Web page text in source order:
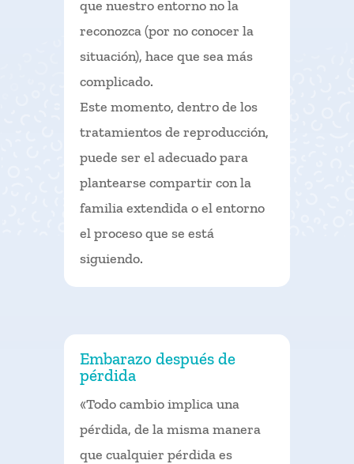
que nuestro entorno no la
reconozca (por no conocer la
situación), hace que sea más
complicado.
Este momento, dentro de los
tratamientos de reproducción,
puede ser el adecuado para
plantearse compartir con la
familia extendida o el entorno
el proceso que se está
siguiendo.
Embarazo después de
pérdida
«Todo cambio implica una
pérdida, de la misma manera
que cualquier pérdida es